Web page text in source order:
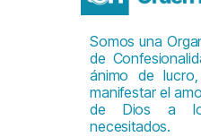
Somos una
de
ánimo de
manifestar el
de Dios a
necesitados.